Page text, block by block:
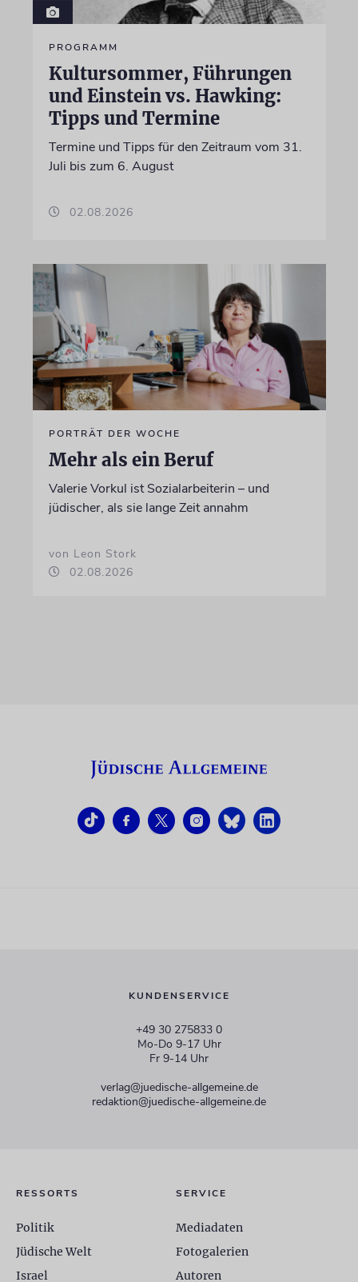
PROGRAMM
Kultursommer, Führungen
und Einstein vs. Hawking:
Tipps und Termine
Termine und Tipps für den Zeitraum vom 31.
Juli bis zum 6. August
02.08.2026
PORTRÄT DER WOCHE
Mehr als ein Beruf
Valerie Vorkul ist Sozialarbeiterin – und
jüdischer, als sie lange Zeit annahm
von Leon Stork
02.08.2026
KUNDENSERVICE
+49 30 275833 0
Mo-Do 9-17 Uhr
Fr 9-14 Uhr
verlag@juedische-allgemeine.de
redaktion@juedische-allgemeine.de
RESSORTS
Politik
Jüdische Welt
Israel
SERVICE
Mediadaten
Fotogalerien
Autoren